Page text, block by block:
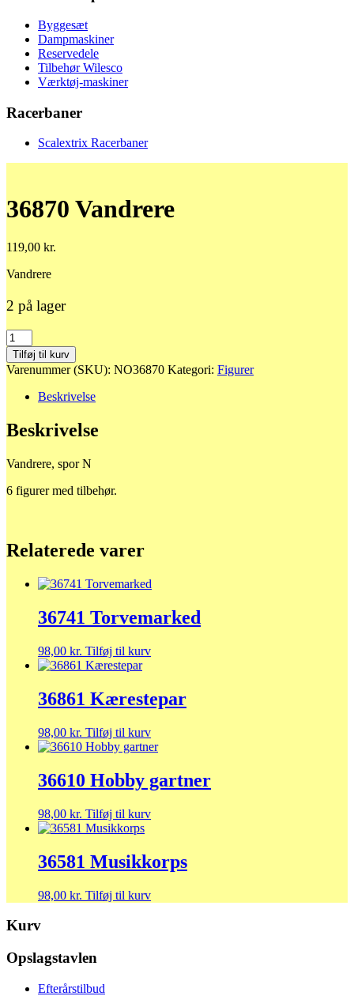
Byggesæt
Dampmaskiner
Reservedele
Tilbehør Wilesco
Værktøj-maskiner
Racerbaner
Scalextrix Racerbaner
36870 Vandrere
119,00 kr.
Vandrere
2 på lager
36870
Vandrere
antal
Tilføj til kurv
Varenummer (SKU): NO36870 Kategori: Figurer
Beskrivelse
Beskrivelse
Vandrere, spor N
6 figurer med tilbehør.
Relaterede varer
36741 Torvemarked
98,00 kr. Tilføj til kurv
36861 Kærestepar
98,00 kr. Tilføj til kurv
36610 Hobby gartner
98,00 kr. Tilføj til kurv
36581 Musikkorps
98,00 kr. Tilføj til kurv
Kurv
Opslagstavlen
Efterårstilbud